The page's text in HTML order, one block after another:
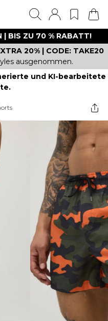
| BIS ZU 70 % RABATT!
20% | CODE: TAKE20
ausgenommen.
und KI-bearbeitete